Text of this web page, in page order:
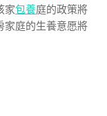
家包養庭的政策將
家庭的生養意愿將